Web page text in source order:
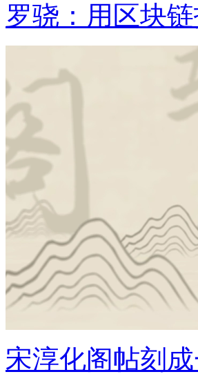
罗骁：用区块
宋淳化阁帖刻